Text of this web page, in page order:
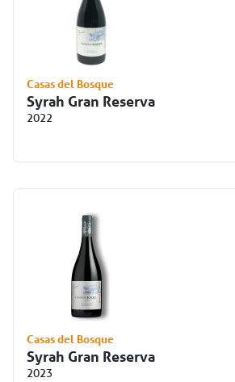
Casas del Bosque
Syrah Gran Reserva
2022
Casas del Bosque
Syrah Gran Reserva
2023